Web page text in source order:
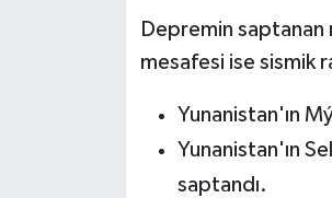
Depremin
mesafesi ise sismik
Yunanistan'ın
Yunanistan'ın
saptandı.